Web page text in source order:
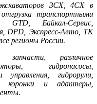
3CX, 4CX в
транспортными
Байкал-Сервис,
DPD, Экспресс-Авто, ТК
регионы России.
различное
гидронасосы,
управления, гидрорули,
коронки и адаптеры,